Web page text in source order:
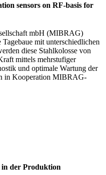
sensors on RF-basis for
mbH (MIBRAG)
mit unterschiedlichen
diese Stahlkolosse von
mittels mehrstufiger
und optimale Wartung der
in Kooperation MIBRAG-
in der Produktion